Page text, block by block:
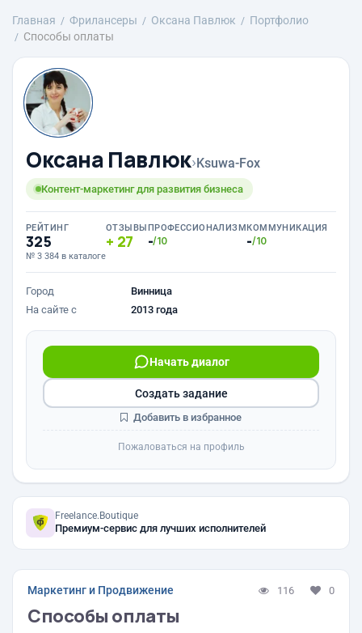
Главная Фрилансеры Оксана Павлюк
Портфолио
Способы оплаты
Оксана Павлюк›Ksuwa-Fox
Контент-маркетинг для развития бизнеса
РЕЙТИНГ
325
№ 3 384 в каталоге
ОТЗЫВЫ
27
ПРОФЕССИОНАЛИЗМ
-/10
КОММУНИКАЦИЯ
-/10
Город
Винница
На сайте с
2013 года
Начать диалог
Создать задание
Добавить в избранное
Пожаловаться на профиль
Freelance.Boutique
Премиум-сервис для лучших исполнителей
Маркетинг и Продвижение 116 0
Способы оплаты